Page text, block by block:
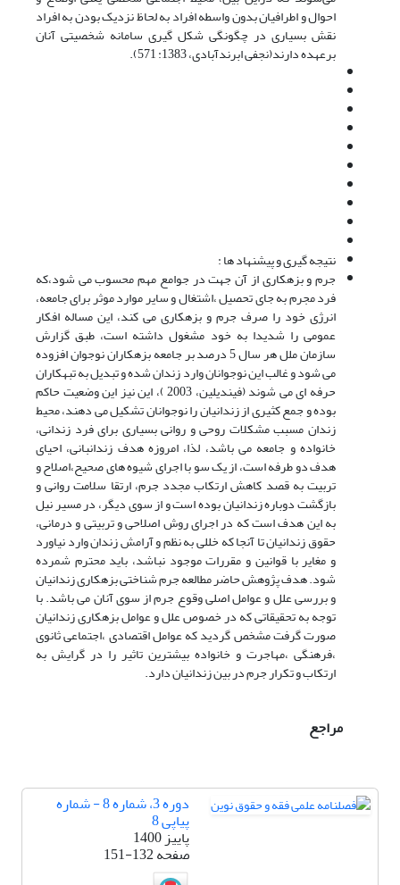
احوال و اطرافیان بدون واسطه افراد به لحاظ نزدیک بودن به افراد
نقش بسیاری در چگونگی شکل گیری سامانه شخصیتی آنان
برعهده دارند(نجفی ابرندآبادی، 1383: 571).
نتیجه گیری و پیشنهاد ها :
جرم و بزهکاری از آن جهت در جوامع مهم محسوب می شود،که
فرد مجرم به جای تحصیل ،اشتغال و سایر موارد موثر برای جامعه،
انرژی خود را صرف جرم و بزهکاری می کند، این مساله افکار
عمومی را شدیدا به خود مشغول داشته است، طبق گزارش
سازمان ملل هر سال 5 درصد بر جامعه بزهکاران نوجوان افزوده
می شود و غالب این نوجوانان وارد زندان شده و تبدیل به تبهکاران
حرفه ای می شوند (فیندیلین، 2003 )، این نیز این وضعیت حاکم
بوده و جمع کثیری از زندانیان را نوجوانان تشکیل می دهند، محیط
زندان مسبب مشکلات روحی و روانی بسیاری برای فرد زندانی،
خانواده و جامعه می باشد، لذا، امروزه هدف زندانبانی، احیای
هدف دو طرفه است، از یک سو با اجرای شیوه های صحیح،اصلاح و
تربیت به قصد کاهش ارتکاب مجدد جرم، ارتقا سلامت روانی و
بازگشت دوباره زندانیان بوده است و از سوی دیگر، در مسیر نیل
به این هدف است که در اجرای روش اصلاحی و تربیتی و درمانی،
حقوق زندانیان تا آنجا که خللی به نظم و آرامش زندان وارد نیاورد
و مغایر با قوانین و مقررات موجود نباشد، باید محترم شمرده
شود. هدف پژوهش حاضر مطالعه جرم شناختی بزهکاری زندانیان
و بررسی علل و عوامل اصلی وقوع جرم از سوی آنان می باشد. با
توجه به تحقیقاتی که در خصوص علل و عوامل بزهکاری زندانیان
صورت گرفت مشخص گردید که عوامل اقتصادی ،اجتماعی ثانوی
،فرهنگی ،مهاجرت و خانواده بیشترین تاثیر را در گرایش به
ارتکاب و تکرار جرم در بین زندانیان دارد.
مراجع
دوره 3، شماره 8 - شماره
پیاپی 8
پاییز 1400
صفحه151-132